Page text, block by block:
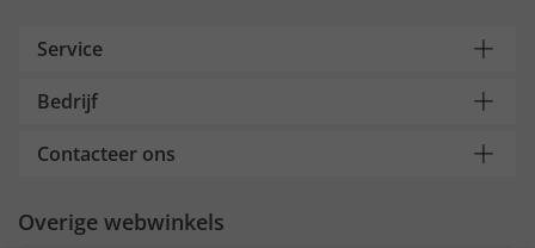
Service
Bedrijf
Contacteer ons
Overige webwinkels